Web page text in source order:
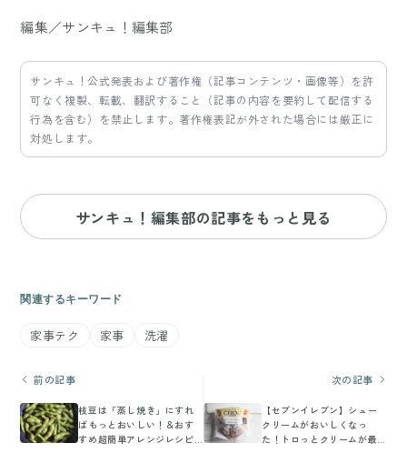
編集／サンキュ！編集部
サンキュ！公式発表および著作権（記事コンテンツ・画像等）を許
可なく複製、転載、翻訳すること（記事の内容を要約して配信する
行為を含む）を禁止します。著作権表記が外された場合には厳正に
対処します。
サンキュ！編集部の記事をもっと見る
関連するキーワード
家事テク 家事 洗濯
前の記事
枝豆は「蒸し焼き」にすれ
ばもっとおいしい！＆おす
すめ超簡単アレンジレシピ4
次の記事
【セブンイレブン】シュー
クリームがおいしくなっ
た！トロっとクリームが最